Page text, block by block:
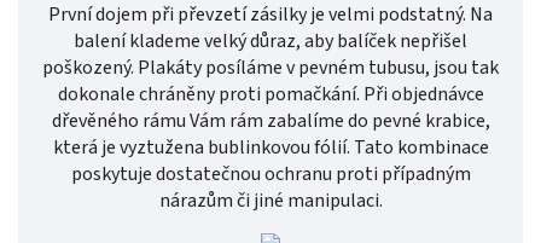
První dojem při převzetí zásilky je velmi podstatný. Na
balení klademe velký důraz, aby balíček nepřišel
poškozený. Plakáty posíláme v pevném tubusu, jsou tak
dokonale chráněny proti pomačkání. Při objednávce
dřevěného rámu Vám rám zabalíme do pevné krabice,
která je vyztužena bublinkovou fólií. Tato kombinace
poskytuje dostatečnou ochranu proti případným
nárazům či jiné manipulaci.